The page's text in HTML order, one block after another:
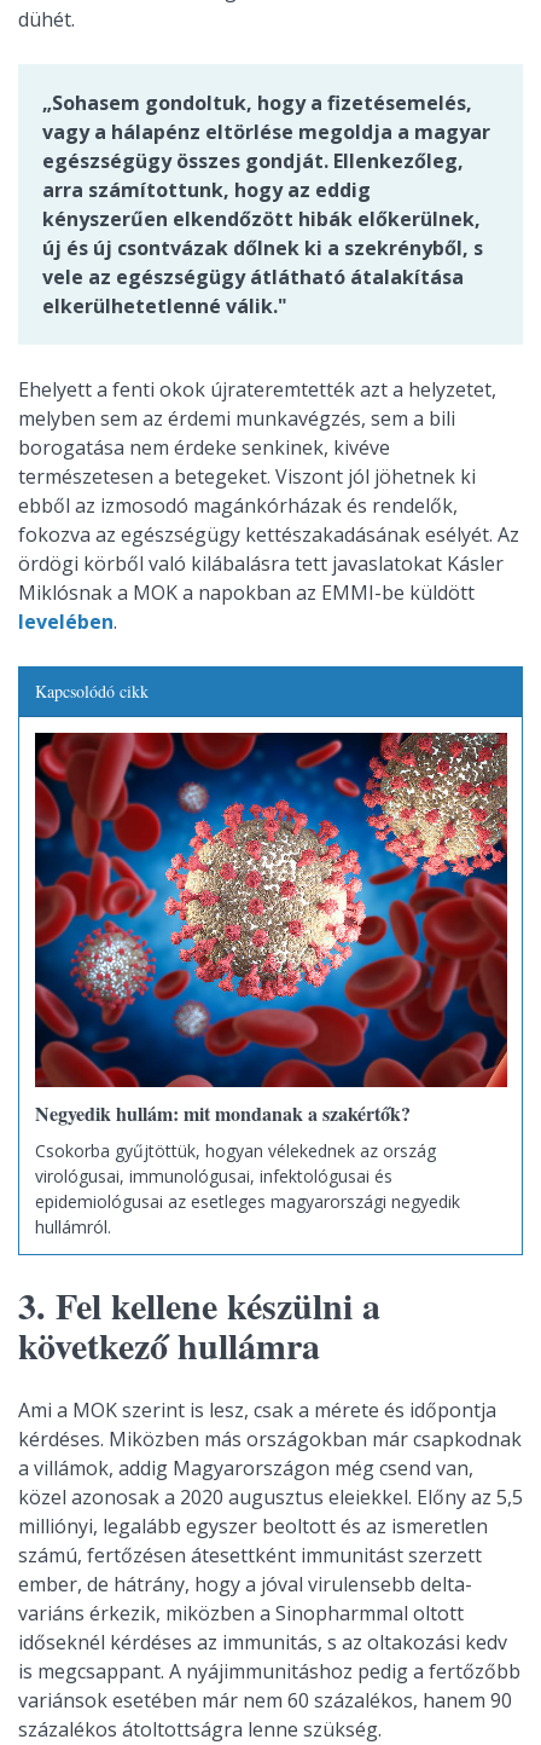
dühét.
„Sohasem gondoltuk, hogy a fizetésemelés,
vagy a hálapénz eltörlése megoldja a magyar
egészségügy összes gondját. Ellenkezőleg,
arra számítottunk, hogy az eddig
kényszerűen elkendőzött hibák előkerülnek,
új és új csontvázak dőlnek ki a szekrényből, s
vele az egészségügy átlátható átalakítása
elkerülhetetlenné válik."
Ehelyett a fenti okok újrateremtették azt a helyzetet,
melyben sem az érdemi munkavégzés, sem a bili
borogatása nem érdeke senkinek, kivéve
természetesen a betegeket. Viszont jól jöhetnek ki
ebből az izmosodó magánkórházak és rendelők,
fokozva az egészségügy kettészakadásának esélyét. Az
ördögi körből való kilábalásra tett javaslatokat Kásler
Miklósnak a MOK a napokban az EMMI-be küldött
levelében.
Kapcsolódó cikk
Negyedik hullám: mit mondanak a szakértők?
Csokorba gyűjtöttük, hogyan vélekednek az ország
virológusai, immunológusai, infektológusai és
epidemiológusai az esetleges magyarországi negyedik
hullámról.
3. Fel kellene készülni a
következő hullámra
Ami a MOK szerint is lesz, csak a mérete és időpontja
kérdéses. Miközben más országokban már csapkodnak
a villámok, addig Magyarországon még csend van,
közel azonosak a 2020 augusztus eleiekkel. Előny az 5,5
milliónyi, legalább egyszer beoltott és az ismeretlen
számú, fertőzésen átesettként immunitást szerzett
ember, de hátrány, hogy a jóval virulensebb delta-
variáns érkezik, miközben a Sinopharmmal oltott
időseknél kérdéses az immunitás, s az oltakozási kedv
is megcsappant. A nyájimmunitáshoz pedig a fertőzőbb
variánsok esetében már nem 60 százalékos, hanem 90
százalékos átoltottságra lenne szükség.